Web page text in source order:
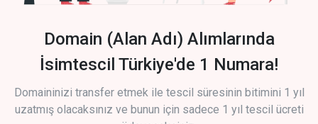
Domain (Alan Adı) Alımlarında
İsimtescil Türkiye'de 1 Numara!
Domaininizi transfer etmek ile tescil süresinin bitimini 1 yıl
uzatmış olacaksınız ve bunun için sadece 1 yıl tescil ücreti